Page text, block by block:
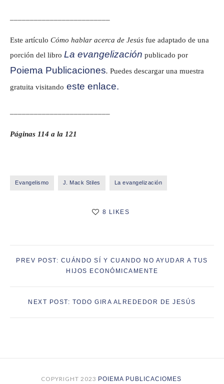
Este artículo Cómo hablar acerca de Jesús fue adaptado de una
porción del libro La evangelización publicado por
Poiema Publicaciones. Puedes descargar una muestra
gratuita visitando este enlace.
Páginas 114 a la 121
Evangelismo J. Mack Stiles La evangelización
8 LIKES
PREV POST: CUÁNDO SÍ Y CUANDO NO AYUDAR A TUS
HIJOS ECONÓMICAMENTE
NEXT POST: TODO GIRA ALREDEDOR DE JESÚS
COPYRIGHT 2023 POIEMA PUBLICACIOMES